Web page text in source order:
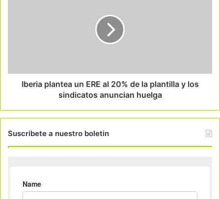
Iberia plantea un ERE al 20% de la plantilla y los
sindicatos anuncian huelga
Suscribete a nuestro boletin